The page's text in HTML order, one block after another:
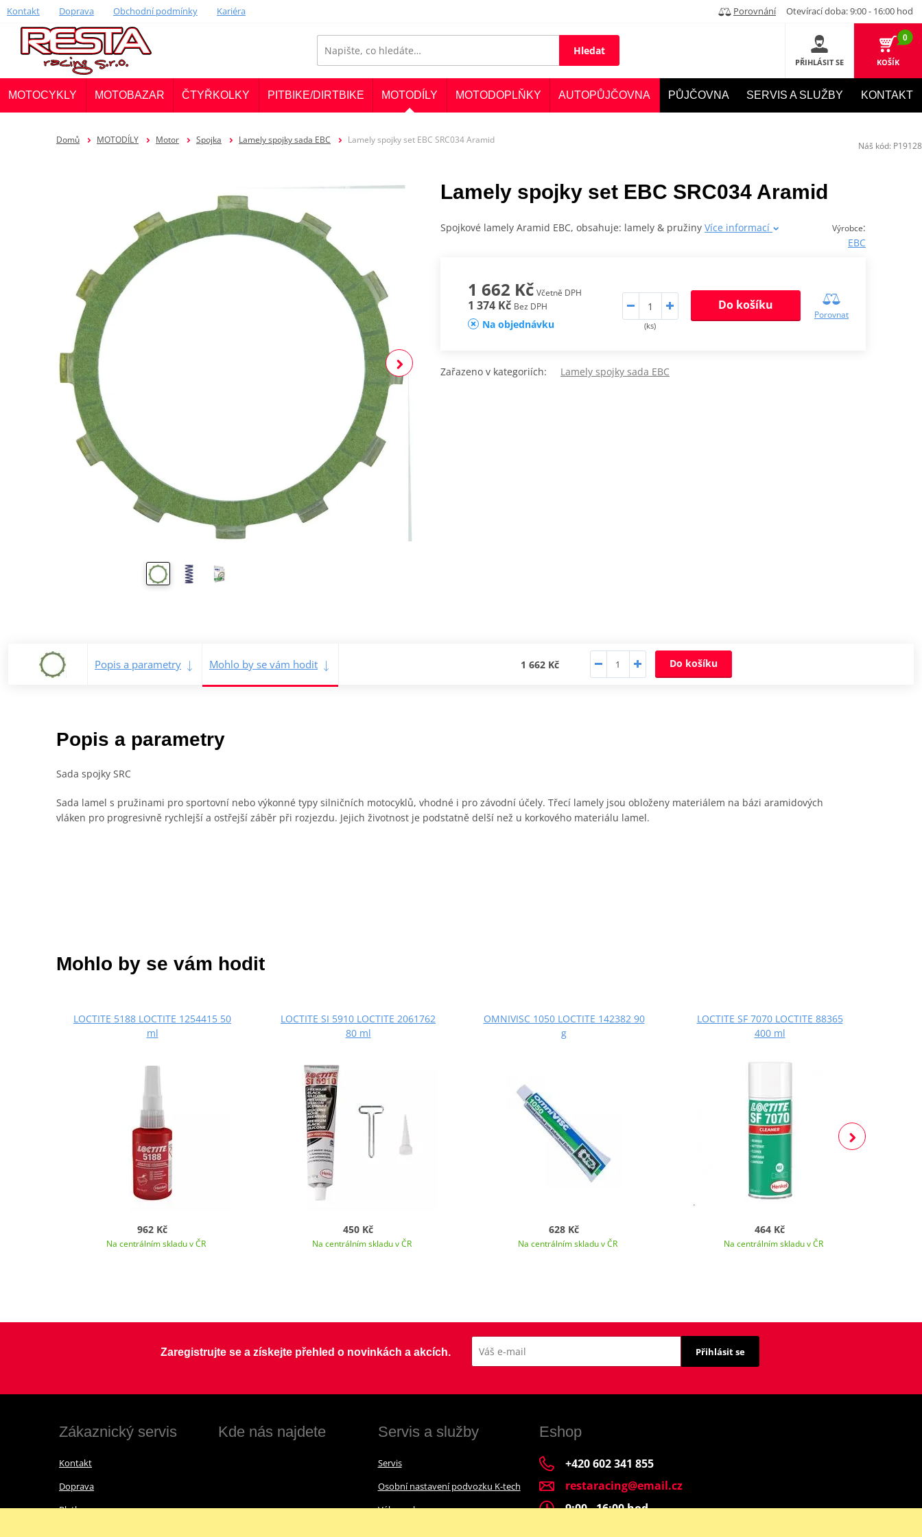
Kontakt Doprava Obchodní podmínky Kariéra Porovnání Otevírací doba: 9:00 - 16:00 hod
Hledat
PŘIHLÁSIT SE
0
KOŠÍK
MOTOCYKLY MOTOBAZAR ČTYŘKOLKY PITBIKE/DIRTBIKE MOTODÍLY MOTODOPLŇKY AUTOPŮJČOVNA PŮJČOVNA SERVIS A SLUŽBY KONTAKT
Domů MOTODÍLY Motor Spojka Lamely spojky sada EBC Lamely spojky set EBC SRC034 Aramid
Lamely spojky set EBC SRC034 Aramid
Výrobce:
EBC
Spojkové lamely Aramid EBC, obsahuje: lamely & pružiny Více informací
1 662 Kč Včetně DPH
1 374 Kč Bez DPH
Na objednávku (ks)
Do košíku
Porovnat
Zařazeno v kategoriích: Lamely spojky sada EBC
Popis a parametry Mohlo by se vám hodit 1 662 Kč Do košíku
Popis a parametry
Sada spojky SRC
Sada lamel s pružinami pro sportovní nebo výkonné typy silničních motocyklů, vhodné i pro závodní účely. Třecí lamely jsou obloženy materiálem na bázi aramidových
vláken pro progresivně rychlejší a ostřejší záběr při rozjezdu. Jejich životnost je podstatně delší než u korkového materiálu lamel.
Náš kód: P19128
Mohlo by se vám hodit
LOCTITE 5188 LOCTITE 1254415 50
ml
962 Kč
Na centrálním skladu v ČR
LOCTITE SI 5910 LOCTITE 2061762
80 ml
450 Kč
Na centrálním skladu v ČR
OMNIVISC 1050 LOCTITE 142382 90
g
628 Kč
Na centrálním skladu v ČR
LOCTITE SF 7070 LOCTITE 88365
400 ml
464 Kč
Na centrálním skladu v ČR
Zaregistrujte se a získejte přehled o novinkách a akcích. Přihlásit se
Zákaznický servis
Kontakt
Doprava
Platba
Kde nás najdete Servis a služby
Servis
Osobní nastavení podvozku K-tech
Výkup a bazar
Eshop
+420 602 341 855
restaracing@email.cz
9:00 - 16:00 hod.